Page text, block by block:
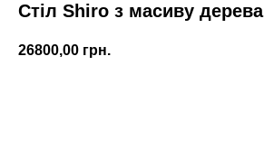
Стіл Shiro з масиву дерева
26800,00 грн.